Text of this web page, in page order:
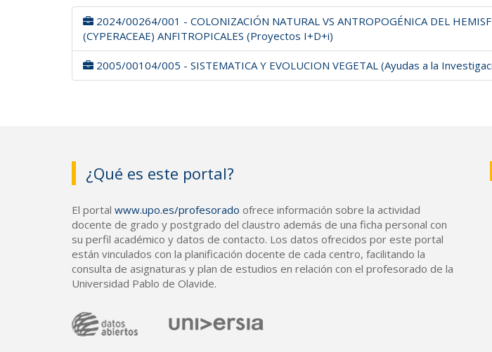
2024/00264/001 - COLONIZACIÓN NATURAL VS ANTROPOGÉNICA DEL
(CYPERACEAE) ANFITROPICALES (Proyectos I+D+i)
2005/00104/005 - SISTEMATICA Y EVOLUCION VEGETAL (Ayudas a la
¿Qué es este portal?
El portal www.upo.es/profesorado ofrece información sobre la actividad
docente de grado y postgrado del claustro además de una ficha personal con
su perfil académico y datos de contacto. Los datos ofrecidos por este portal
están vinculados con la planificación docente de cada centro, facilitando la
consulta de asignaturas y plan de estudios en relación con el profesorado de la
Universidad Pablo de Olavide.